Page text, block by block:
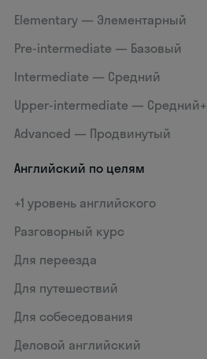
Elementary — Элементарный
Pre-intermediate — Базовый
Intermediate — Средний
Upper-intermediate — Средний+
Advanced — Продвинутый
Английский по целям
+1 уровень английского
Разговорный курс
Для переезда
Для путешествий
Для собеседования
Деловой английский